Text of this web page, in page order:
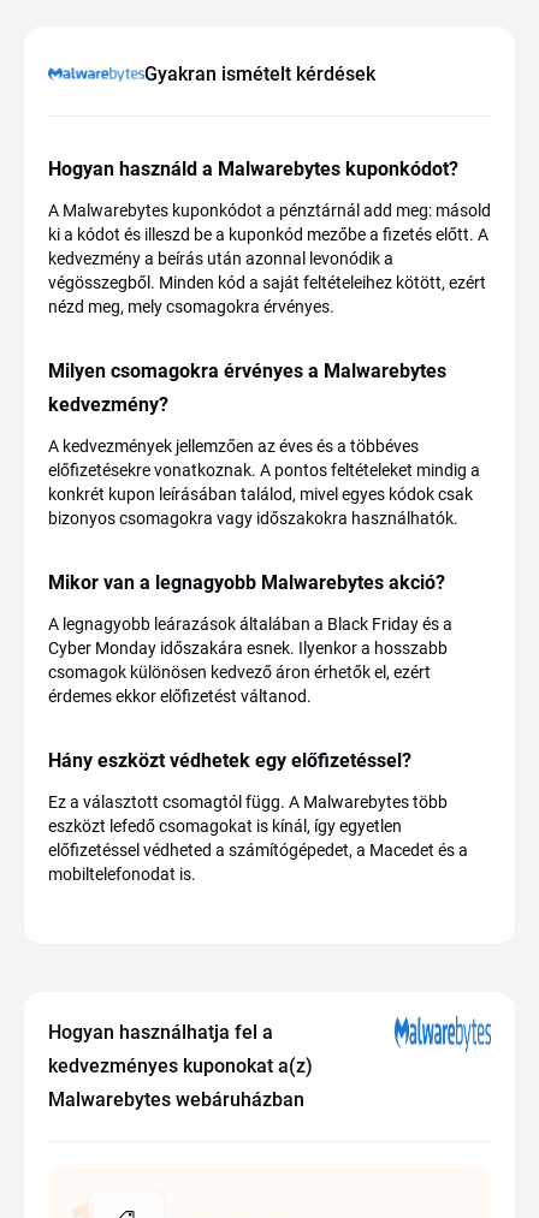
Gyakran ismételt kérdések
Hogyan használd a Malwarebytes kuponkódot?
A Malwarebytes kuponkódot a pénztárnál add meg: másold
ki a kódot és illeszd be a kuponkód mezőbe a fizetés előtt. A
kedvezmény a beírás után azonnal levonódik a
végösszegből. Minden kód a saját feltételeihez kötött, ezért
nézd meg, mely csomagokra érvényes.
Milyen csomagokra érvényes a Malwarebytes
kedvezmény?
A kedvezmények jellemzően az éves és a többéves
előfizetésekre vonatkoznak. A pontos feltételeket mindig a
konkrét kupon leírásában találod, mivel egyes kódok csak
bizonyos csomagokra vagy időszakokra használhatók.
Mikor van a legnagyobb Malwarebytes akció?
A legnagyobb leárazások általában a Black Friday és a
Cyber Monday időszakára esnek. Ilyenkor a hosszabb
csomagok különösen kedvező áron érhetők el, ezért
érdemes ekkor előfizetést váltanod.
Hány eszközt védhetek egy előfizetéssel?
Ez a választott csomagtól függ. A Malwarebytes több
eszközt lefedő csomagokat is kínál, így egyetlen
előfizetéssel védheted a számítógépedet, a Macedet és a
mobiltelefonodat is.
Hogyan használhatja fel a
kedvezményes kuponokat a(z)
Malwarebytes webáruházban